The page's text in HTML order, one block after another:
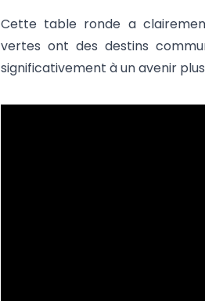
Cette table ronde a
vertes ont des destins
significativement à un avenir